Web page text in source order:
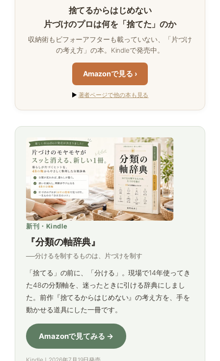
捨てるからはじめない
片づけのプロは何を「捨てた」のか
収納術もビフォーアフターも載っていない、「片づけ
の考え方」の本。Kindleで発売中。
Amazonで見る ›
▶ 著者ページで他の本も見る
新刊・Kindle
『分類の軸辞典』
──分けるを制するものは、片づけを制す
「捨てる」の前に、「分ける」。現場で14年使ってき
た48の分類軸を、迷ったときに引ける辞典にしまし
た。前作『捨てるからはじめない』の考え方を、手を
動かせる道具にした一冊です。
Amazonで見てみる →